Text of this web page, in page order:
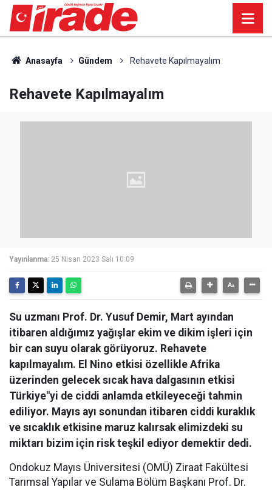
Anasayfa Gündem Rehavete Kapılmayalım
Rehavete Kapılmayalım
Yayınlanma: 25 Nisan 2023 Salı 10:09
Su uzmanı Prof. Dr. Yusuf Demir, Mart ayından
itibaren aldığımız yağışlar ekim ve dikim işleri için
bir can suyu olarak görüyoruz. Rehavete
kapılmayalım. El Nino etkisi özellikle Afrika
üzerinden gelecek sıcak hava dalgasının etkisi
Türkiye"yi de ciddi anlamda etkileyeceği tahmin
ediliyor. Mayıs ayı sonundan itibaren ciddi kuraklık
ve sıcaklık etkisine maruz kalırsak elimizdeki su
miktarı bizim için risk teşkil ediyor demektir dedi.
Ondokuz Mayıs Üniversitesi (OMÜ) Ziraat Fakültesi
Tarımsal Yapılar ve Sulama Bölüm Başkanı Prof. Dr.